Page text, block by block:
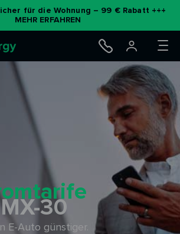
für die Wohnung – 99 € Rabatt +++
MEHR ERFAHREN
30
E-Auto günstiger.
Zum
Inhalt
springen